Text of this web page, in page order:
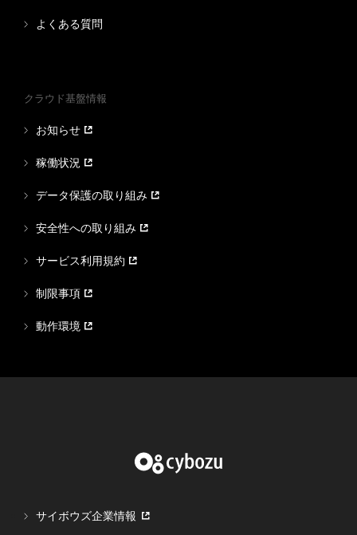
よくある質問
クラウド基盤情報
お知らせ
稼働状況
データ保護の取り組み
安全性への取り組み
サービス利用規約
制限事項
動作環境
サイボウズ企業情報